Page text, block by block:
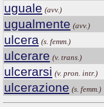
uguale (avv.)
ugualmente (avv.)
ulcera (s. femm.)
ulcerare (v. trans.)
ulcerarsi (v. pron. intr.)
ulcerazione (s. femm.)